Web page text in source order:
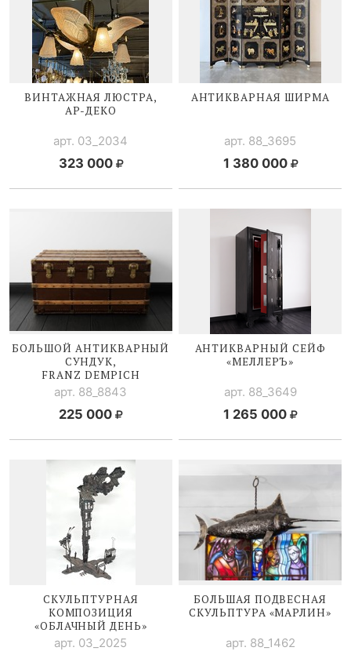
ВИНТАЖНАЯ ЛЮСТРА,
АР-ДЕКО
арт. 03_2034
323 000
АНТИКВАРНАЯ ШИРМА
арт. 88_3695
1 380 000
БОЛЬШОЙ АНТИКВАРНЫЙ
СУНДУК,
FRANZ DEMPICH
арт. 88_8843
225 000
АНТИКВАРНЫЙ СЕЙФ
«МЕЛЛЕРЪ»
арт. 88_3649
1 265 000
СКУЛЬПТУРНАЯ
КОМПОЗИЦИЯ
«ОБЛАЧНЫЙ ДЕНЬ»
арт. 03_2025
БОЛЬШАЯ ПОДВЕСНАЯ
СКУЛЬПТУРА «МАРЛИН»
арт. 88_1462